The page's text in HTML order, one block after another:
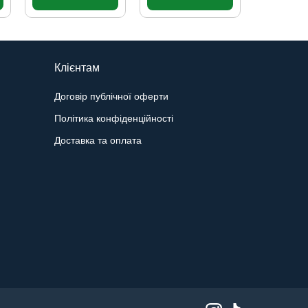
Клієнтам
Договір публічної оферти
Політика конфіденційності
Доставка та оплата